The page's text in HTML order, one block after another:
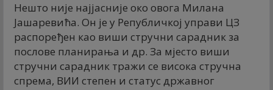
Нешто није најјасније око овога Милана
Јашаревића. Он је у Републичкој управи ЦЗ
распоређен као виши стручни сарадник за
послове планирања и др. За мјесто виши
стручни сарадник тражи се висока стручна
спрема, ВИИ степен и статус државног